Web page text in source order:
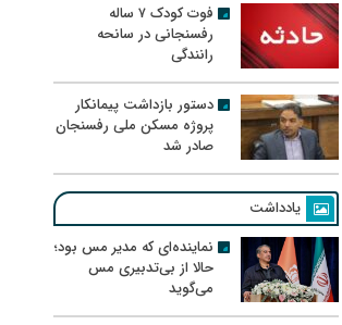
فوت کودک ۷ ساله
رفسنجانی در سانحه
رانندگی
دستور بازداشت پیمانکار
پروژه مسکن ملی رفسنجان
صادر شد
یادداشت
نماینده‌ای که مدیر مس بود؛
حالا از بی‌تدبیری مس
می‌گوید